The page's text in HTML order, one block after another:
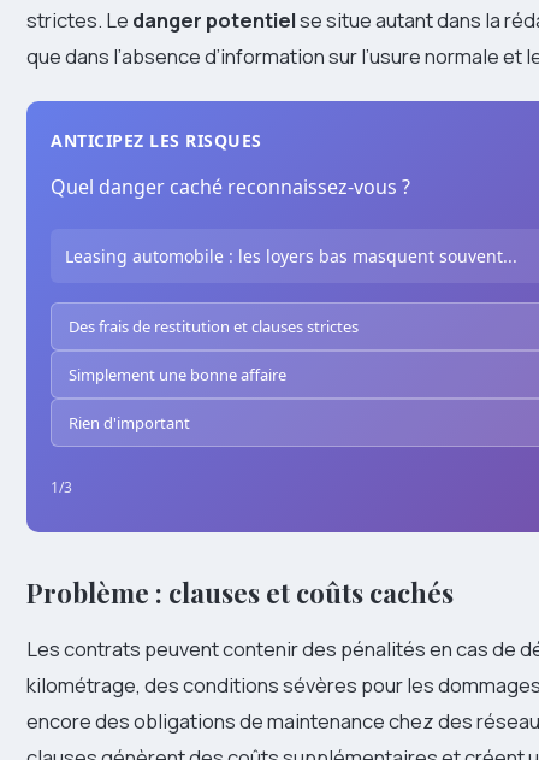
strictes. Le danger potentielse situe autant dans la
que dans l’absence d’information sur l’usure normale et
ANTICIPEZ LES RISQUES
Quel danger caché reconnaissez-vous ?
Leasing automobile : les loyers bas masquent souvent...
Des frais de restitution et clauses strictes
Simplement une bonne affaire
Rien d'important
1/3
Problème : clauses et coûts cachés
Les contrats peuvent contenir des pénalités en cas de
kilométrage, des conditions sévères pour les
encore des obligations de maintenance chez des